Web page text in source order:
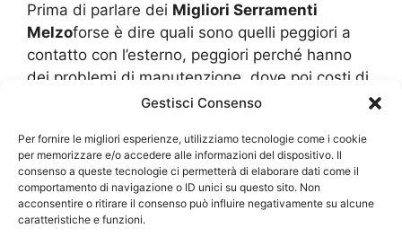
Gestisci Consenso
Per fornire le migliori esperienze, utilizziamo tecnologie come i cookie
per memorizzare e/o accedere alle informazioni del dispositivo. Il
consenso a queste tecnologie ci permetterà di elaborare dati come il
comportamento di navigazione o ID unici su questo sito. Non
acconsentire o ritirare il consenso può influire negativamente su alcune
caratteristiche e funzioni.
Prima di parlare dei Migliori Serramenti
Melzoforse è dire quali sono quelli peggiori a
contatto con l’esterno, peggiori perché hanno
dei problemi di manutenzione, dove poi costi di
riparazione sono piuttosto cospicui. Il legno è ad
serramento da esterno poiché è molto soggetto
alle intemperie. L’umidità e la pioggia sono quelli
che effettivamente danno molti problemi perché
essi tendono a ristagnare in alcuni punti, magari